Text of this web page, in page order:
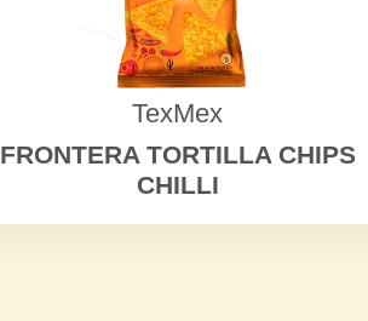
TexMex
FRONTERA TORTILLA CHIPS
CHILLI